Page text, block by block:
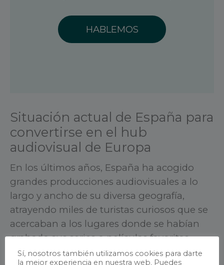
HABLEMOS
Situación actual de España para
convertirse en el hub
audiovisual de Europa
En los últimos años, España ha acogido
grandes producciones audiovisuales a lo
largo y ancho de su diversa geografía,
atrayendo miles de turistas curiosos que se
acercaban a los lugares donde se habían
grabado sus series o películas favoritas.
Sí, nosotros también utilizamos cookies para darte
la mejor experiencia en nuestra web. Puedes